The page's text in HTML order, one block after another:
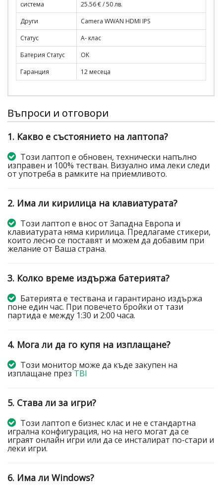
система
25.56 € / 50 лв.
Други
Camera WWAN HDMI IPS
Статус
A- клас
Батерия Статус
OK
Гаранция
12 месеца
Въпроси и отговори
1. Какво е състоянието на лаптопа?
Този лаптоп е обновен, технически напълно
изправен и 100% тестван. Визуално има леки следи
от употреба в рамките на приемливото.
2. Има ли кирилица на клавиатурата?
Този лаптоп е внос от Западна Европа и
клавиатурата няма кирилица. Предлагаме стикери,
които лесно се поставят и можем да добавим при
желание от Ваша страна.
3. Колко време издържа батерията?
Батерията е тествана и гарантирано издържа
поне един час. При повечето бройки от тази
партида е между 1:30 и 2:00 часа.
4. Мога ли да го купя на изплащане?
Този монитор може да къде закупен на
изплащане презTBI
5. Става ли за игри?
Този лаптоп е бизнес клас и не е стандартна
игрална конфигурация, но на него могат да се
играят онлайн игри или да се инсталират по-стари и
леки игри.
6. Има ли Windows?